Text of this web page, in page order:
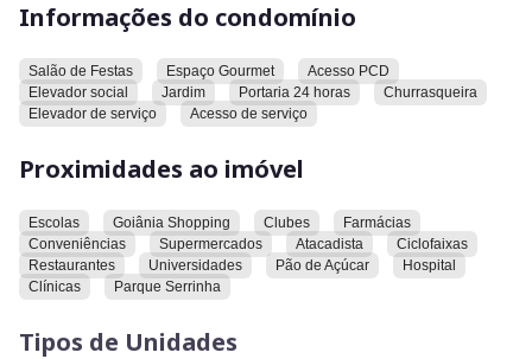
Salão de festas reformado
Condomínio: R$950,00
Dá pra fazer tudo a pé! Alto Bueno, Escolas, Conveniências,
Informações do condomínio
Salão de Festas Espaço Gourmet
Acesso PCD
Elevador social
Jardim Portaria 24 horas
Churrasqueira
Elevador de serviço
Acesso de serviço
Proximidades ao imóvel
Escolas Goiânia Shopping Clubes
Farmácias
Conveniências
Supermercados Atacadista
Ciclofaixas
Restaurantes
Universidades Pão de Açúcar
Hospital
Clínicas
Parque Serrinha
Tipos de Unidades